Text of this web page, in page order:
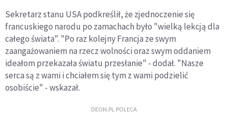
Sekretarz stanu USA podkreślił, że zjednoczenie się
francuskiego narodu po zamachach było "wielką lekcją dla
całego świata". "Po raz kolejny Francja ze swym
zaangażowaniem na rzecz wolności oraz swym oddaniem
ideałom przekazała światu przesłanie" - dodał. "Nasze
serca są z wami i chciałem się tym z wami podzielić
osobiście" - wskazał.
DEON.PL POLECA